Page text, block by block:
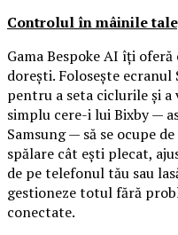
Controlul în mâinile
Gama Bespoke AI îți
dorești. Folosește
pentru a seta ciclurile și
simplu cere-i lui Bixby —
Samsung — să se ocupe
spălare cât ești plecat,
de pe telefonul tău sau
gestioneze totul fără
conectate.